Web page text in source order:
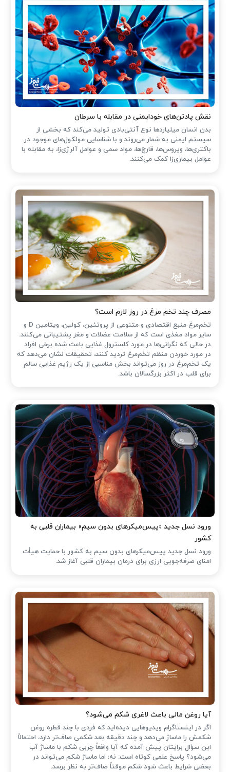
نقش پادتن‌های خودایمنی در مقابله با سرطان
بدن انسان میلیاردها نوع آنتی‌بادی تولید می‌کند که بخشی از
سیستم ایمنی به شمار می‌روند و با شناسایی مولکول‌های موجود در
باکتری‌ها، ویروس‌ها، قارچ‌ها، مواد سمی و عوامل آلرژی‌زا، به مقابله با
عوامل بیماری‌زا کمک می‌کنند.
مصرف چند تخم مرغ در روز لازم است؟
تخم‌مرغ منبع اقتصادی و متنوعی از پروتئین، کولین، ویتامین D و
سایر مواد مغذی است که از سلامت عضلات و مغز پشتیبانی می‌کنند.
در حالی که نگرانی‌ها در مورد کلسترول غذایی باعث شده ‌برخی افراد
در مورد خوردن منظم تخم‌مرغ تردید کنند، تحقیقات نشان می‌دهد که
یک تخم‌مرغ در روز می‌تواند بخش مناسبی از یک رژیم غذایی سالم
برای قلب در اکثر بزرگسالان باشد.
ورود نسل جدید «پیس‌میکرهای بدون سیم» بیماران قلبی به
کشور
ورود نسل جدید پیس‌میکرهای بدون سیم به کشور با حمایت هیأت
امنای صرفه‌جویی ارزی برای درمان بیماران قلبی آغاز شد.
آیا روغن مالی باعث لاغری شکم می‌شود؟
اگر در اینستاگرام ویدیوهایی دیده‌اید که فردی با چند قطره روغن
شکمش را ماساژ می‌دهد و چند دقیقه بعد شکمی صاف‌تر دارد، احتمالاً
این سؤال برایتان پیش آمده که آیا واقعاً چربی شکم با ماساژ آب
می‌شود؟ پاسخ علمی کوتاه است: نه؛ اما ماساژ شکم می‌تواند در
بعضی شرایط باعث شود شکم موقتاً صاف‌تر به نظر برسد.